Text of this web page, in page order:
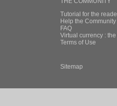
Tutorial for the
Help the
FAQ
Virtual currency :
Terms of Use
Sitemap